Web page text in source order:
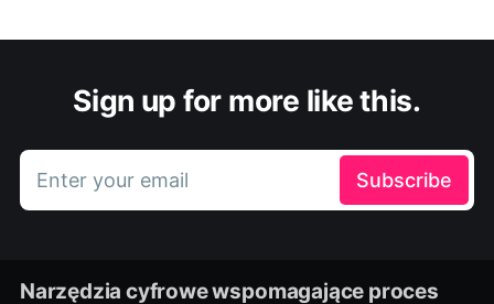
Sign up for more like this.
Enter your email Subscribe
Narzędzia cyfrowe wspomagające proces